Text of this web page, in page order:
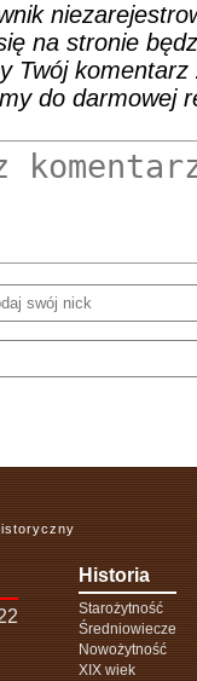
na stronie
Twój
do darmowej
Historia
Starożytność
Średniowiecze
Nowożytność
XIX wiek